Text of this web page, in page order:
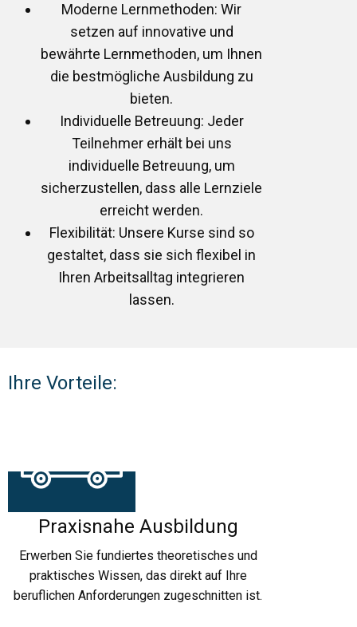
Moderne Lernmethoden: Wir
setzen auf innovative und
bewährte Lernmethoden, um Ihnen
die bestmögliche Ausbildung zu
bieten.
Individuelle Betreuung: Jeder
Teilnehmer erhält bei uns
individuelle Betreuung, um
sicherzustellen, dass alle Lernziele
erreicht werden.
Flexibilität: Unsere Kurse sind so
gestaltet, dass sie sich flexibel in
Ihren Arbeitsalltag integrieren
lassen.
Ihre Vorteile:
Praxisnahe Ausbildung
Erwerben Sie fundiertes theoretisches und
praktisches Wissen, das direkt auf Ihre
beruflichen Anforderungen zugeschnitten ist.